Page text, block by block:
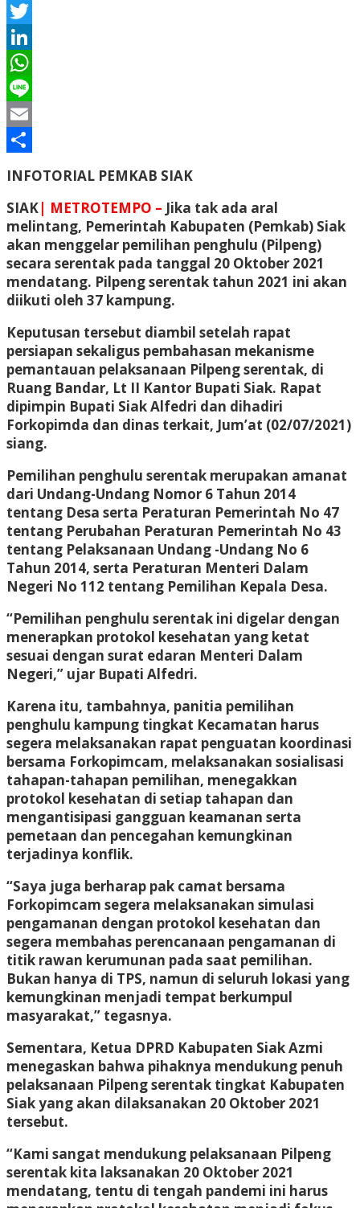
Facebook
Twitter
LinkedIn
WhatsApp
Line
Email
INFOTORIAL PEMKAB SIAK
SIAK| METROTEMPO – Jika tak ada aral
melintang, Pemerintah Kabupaten (Pemkab) Siak
akan menggelar pemilihan penghulu (Pilpeng)
secara serentak pada tanggal 20 Oktober 2021
mendatang. Pilpeng serentak tahun 2021 ini akan
diikuti oleh 37 kampung.
Keputusan tersebut diambil setelah rapat
persiapan sekaligus pembahasan mekanisme
pemantauan pelaksanaan Pilpeng serentak, di
Ruang Bandar, Lt II Kantor Bupati Siak. Rapat
dipimpin Bupati Siak Alfedri dan dihadiri
Forkopimda dan dinas terkait, Jum’at (02/07/2021)
siang.
Pemilihan penghulu serentak merupakan amanat
dari Undang-Undang Nomor 6 Tahun 2014
tentang Desa serta Peraturan Pemerintah No 47
tentang Perubahan Peraturan Pemerintah No 43
tentang Pelaksanaan Undang -Undang No 6
Tahun 2014, serta Peraturan Menteri Dalam
Negeri No 112 tentang Pemilihan Kepala Desa.
“Pemilihan penghulu serentak ini digelar dengan
menerapkan protokol kesehatan yang ketat
sesuai dengan surat edaran Menteri Dalam
Negeri,” ujar Bupati Alfedri.
Karena itu, tambahnya, panitia pemilihan
penghulu kampung tingkat Kecamatan harus
segera melaksanakan rapat penguatan koordinasi
bersama Forkopimcam, melaksanakan sosialisasi
tahapan-tahapan pemilihan, menegakkan
protokol kesehatan di setiap tahapan dan
mengantisipasi gangguan keamanan serta
pemetaan dan pencegahan kemungkinan
terjadinya konflik.
“Saya juga berharap pak camat bersama
Forkopimcam segera melaksanakan simulasi
pengamanan dengan protokol kesehatan dan
segera membahas perencanaan pengamanan di
titik rawan kerumunan pada saat pemilihan.
Bukan hanya di TPS, namun di seluruh lokasi yang
kemungkinan menjadi tempat berkumpul
masyarakat,” tegasnya.
Sementara, Ketua DPRD Kabupaten Siak Azmi
menegaskan bahwa pihaknya mendukung penuh
pelaksanaan Pilpeng serentak tingkat Kabupaten
Siak yang akan dilaksanakan 20 Oktober 2021
tersebut.
“Kami sangat mendukung pelaksanaan Pilpeng
serentak kita laksanakan 20 Oktober 2021
mendatang, tentu di tengah pandemi ini harus